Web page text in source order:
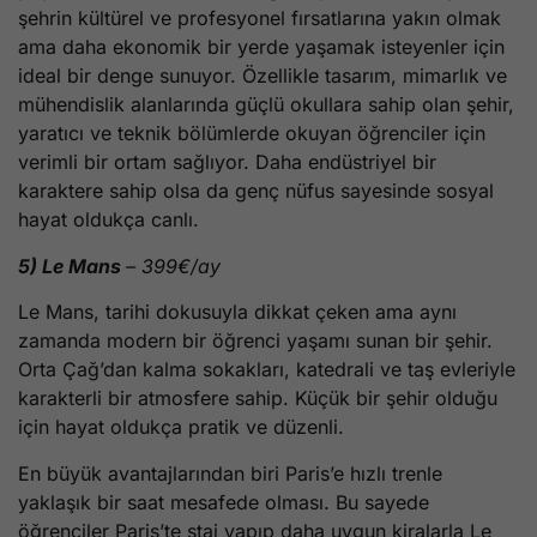
şehrin kültürel ve profesyonel fırsatlarına yakın olmak
ama daha ekonomik bir yerde yaşamak isteyenler için
ideal bir denge sunuyor. Özellikle tasarım, mimarlık ve
mühendislik alanlarında güçlü okullara sahip olan şehir,
yaratıcı ve teknik bölümlerde okuyan öğrenciler için
verimli bir ortam sağlıyor. Daha endüstriyel bir
karaktere sahip olsa da genç nüfus sayesinde sosyal
hayat oldukça canlı.
5) Le Mans – 399€/ay
Le Mans, tarihi dokusuyla dikkat çeken ama aynı
zamanda modern bir öğrenci yaşamı sunan bir şehir.
Orta Çağ’dan kalma sokakları, katedrali ve taş evleriyle
karakterli bir atmosfere sahip. Küçük bir şehir olduğu
için hayat oldukça pratik ve düzenli.
En büyük avantajlarından biri Paris’e hızlı trenle
yaklaşık bir saat mesafede olması. Bu sayede
öğrenciler Paris’te staj yapıp daha uygun kiralarla Le